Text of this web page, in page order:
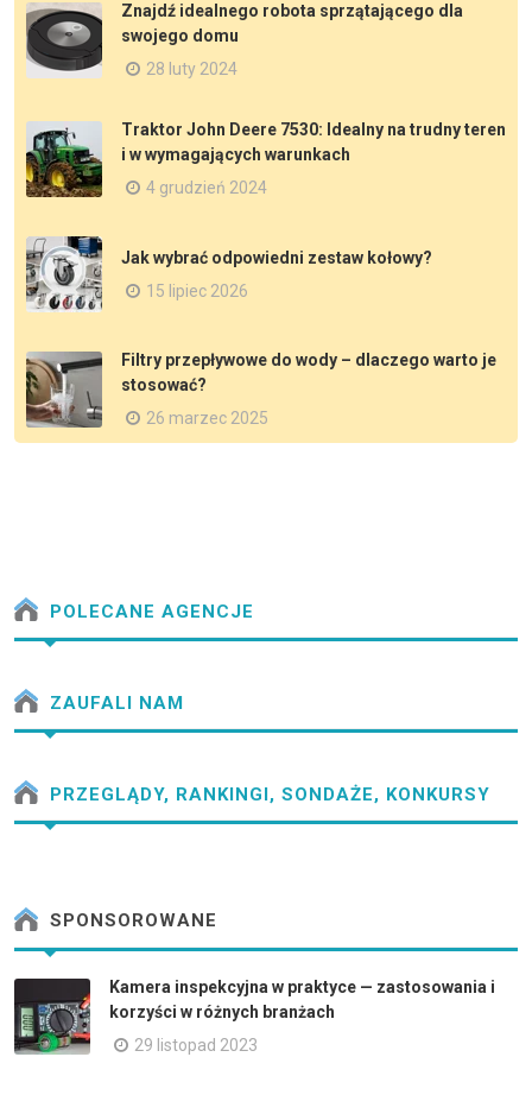
Znajdź idealnego robota sprzątającego dla
swojego domu
28 luty 2024
Traktor John Deere 7530: Idealny na trudny teren
i w wymagających warunkach
4 grudzień 2024
Jak wybrać odpowiedni zestaw kołowy?
15 lipiec 2026
Filtry przepływowe do wody – dlaczego warto je
stosować?
26 marzec 2025
POLECANE AGENCJE
ZAUFALI NAM
PRZEGLĄDY, RANKINGI, SONDAŻE, KONKURSY
SPONSOROWANE
Kamera inspekcyjna w praktyce — zastosowania i
korzyści w różnych branżach
29 listopad 2023